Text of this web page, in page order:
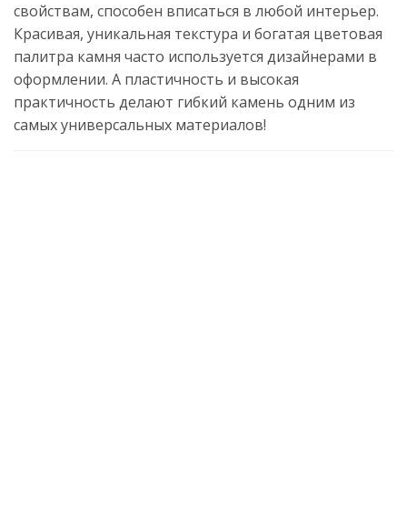
свойствам, способен вписаться в любой интерьер.
Красивая, уникальная текстура и богатая цветовая
палитра камня часто используется дизайнерами в
оформлении. А пластичность и высокая
практичность делают гибкий камень одним из
самых универсальных материалов!